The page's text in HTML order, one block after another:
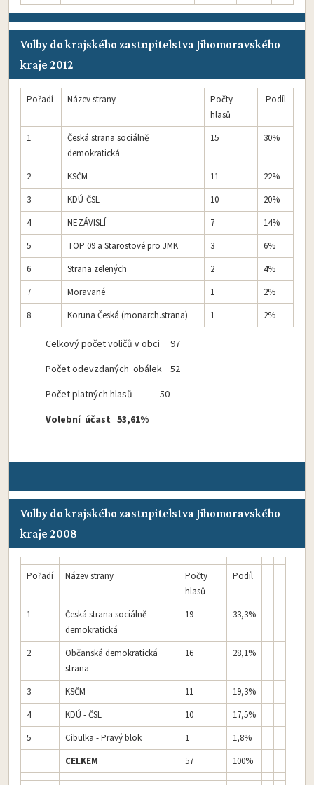
Volby do krajského zastupitelstva Jihomoravského
kraje 2012
Pořadí Název strany
Počty
hlasů
Podíl
1
Česká strana sociálně
demokratická
15 30%
2 KSČM 11
22%
3
KDÚ-ČSL 10
20%
4
NEZÁVISLÍ 7
14%
5
TOP 09 a Starostové pro JMK 3
6%
6
Strana zelených 2
4%
7
Moravané 1
2%
8
Koruna Česká (monarch.strana) 1 2%
Celkový počet voličů v obci 97
Počet odevzdaných obálek 52
Počet platných hlasů 50
Volební účast 53,61%
Volby do krajského zastupitelstva Jihomoravského
kraje 2008
Pořadí Název strany
Počty
hlasů
Podíl
1
Česká strana sociálně
demokratická
19 33,3%
2
Občanská demokratická
strana
16 28,1%
3 KSČM 11
19,3%
4
KDÚ - ČSL 10
17,5%
5
Cibulka - Pravý blok 1
1,8%
CELKEM
57 100%